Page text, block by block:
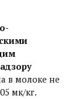
в молоке не
мк/кг.